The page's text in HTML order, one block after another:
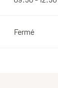
Fermé